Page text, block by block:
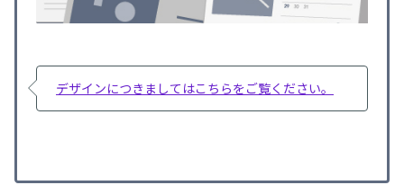
デザインにつきましてはこちらをご覧ください。